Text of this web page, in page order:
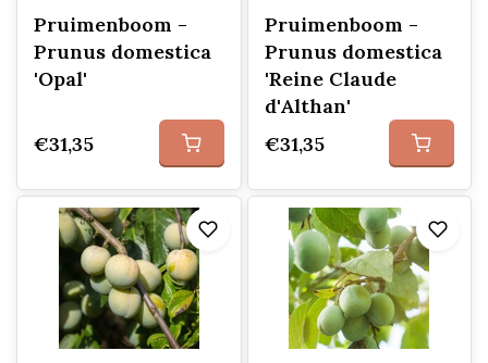
Pruimenboom -
Prunus domestica
'Opal'
€31,35
Pruimenboom -
Prunus domestica
'Reine Claude
d'Althan'
€31,35